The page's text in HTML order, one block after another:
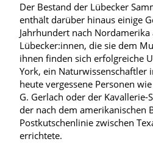
Der Bestand der Lübecker
enthält darüber hinaus einige
Jahrhundert nach Nordamerika
Lübecker:innen, die sie dem
ihnen finden sich erfolgreiche
York, ein Naturwissenschaftler
heute vergessene Personen
G. Gerlach oder der Kavallerie-
der nach dem amerikanischen
Postkutschenlinie zwischen
errichtete.